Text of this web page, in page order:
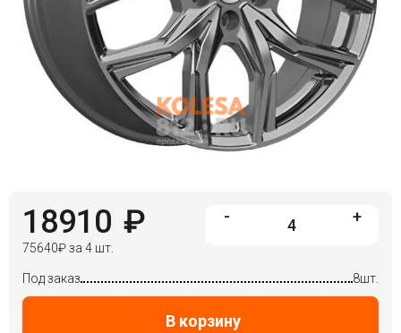
Пт:
9:00
18910 ₽
75640₽за 4 шт.
- +
Под заказ 8шт.
В корзину